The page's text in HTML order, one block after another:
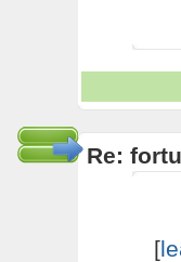
Re:
[